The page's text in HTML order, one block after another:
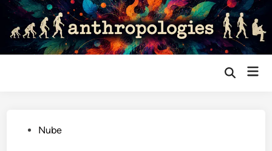
Saltar
contenido
Abrir
Publicado
Nube